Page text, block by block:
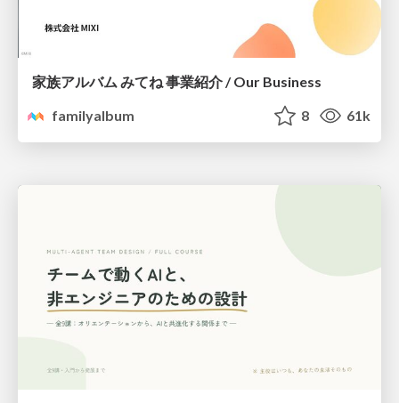
家族アルバム みてね 事業紹介 / Our Business
familyalbum
8 61k